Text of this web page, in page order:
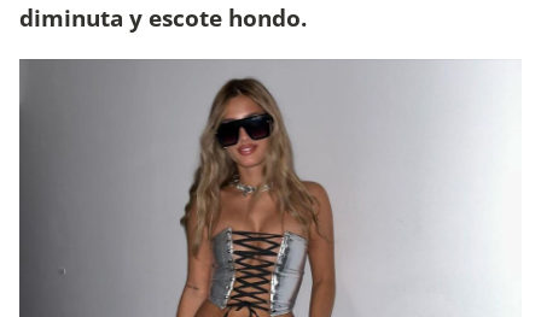
diminuta y escote hondo.